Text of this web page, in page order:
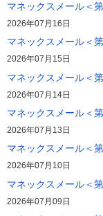
マネックスメール＜
2026年07月16日
マネックスメール＜
2026年07月15日
マネックスメール＜
2026年07月14日
マネックスメール＜
2026年07月13日
マネックスメール＜
2026年07月10日
マネックスメール＜
2026年07月09日